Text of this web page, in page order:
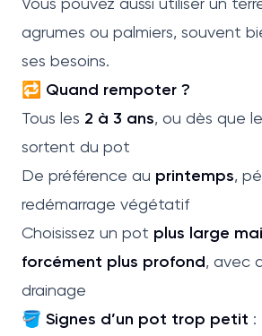
agrumes ou palmiers, souvent
ses besoins.
🔁 Quand rempoter ?
Tous les 2 à 3 ans, ou dès que
sortent du pot
De préférence au printemps,
redémarrage végétatif
Choisissez un pot plus large
forcément plus profond, avec
drainage
🪣 Signes d’un pot trop petit :